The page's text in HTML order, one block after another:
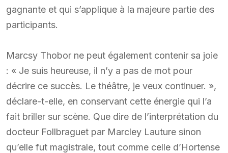
gagnante et qui s’applique à la majeure partie des
participants.
Marcsy Thobor ne peut également contenir sa joie
: « Je suis heureuse, il n’y a pas de mot pour
décrire ce succès. Le théâtre, je veux continuer. »,
déclare-t-elle, en conservant cette énergie qui l’a
fait briller sur scène. Que dire de l’interprétation du
docteur Follbraguet par Marcley Lauture sinon
qu’elle fut magistrale, tout comme celle d’Hortense